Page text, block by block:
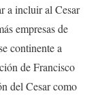
a incluir al Cesar
empresas de
continente a
de Francisco
del Cesar como